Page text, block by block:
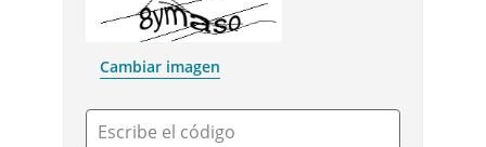
Cambiar imagen
Escribe el código